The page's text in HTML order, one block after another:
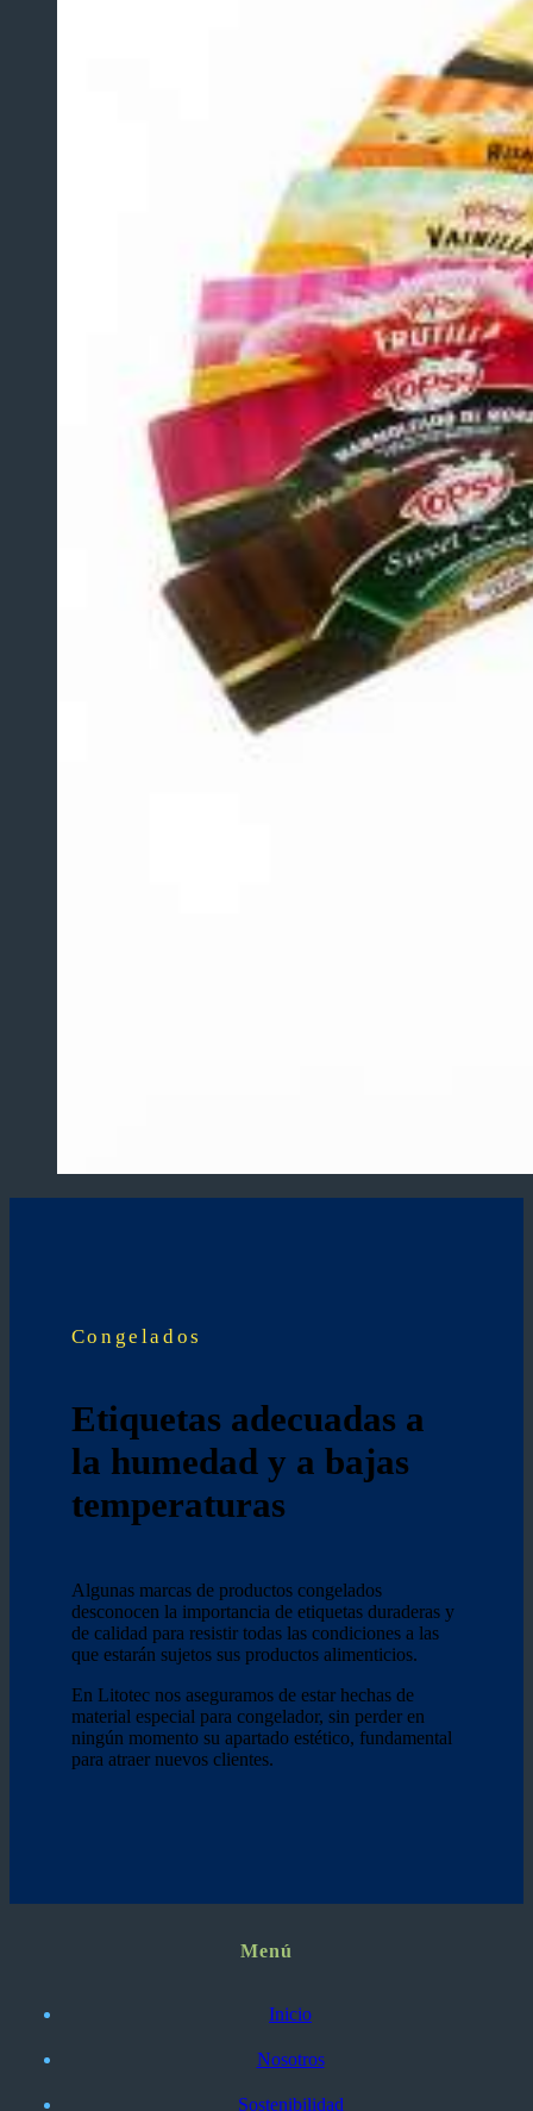
Congelados
Etiquetas adecuadas a
la humedad y a bajas
temperaturas
Algunas marcas de productos congelados
desconocen la importancia de etiquetas duraderas y
de calidad para resistir todas las condiciones a las
que estarán sujetos sus productos alimenticios.
En Litotec nos aseguramos de estar hechas de
material especial para congelador, sin perder en
ningún momento su apartado estético, fundamental
para atraer nuevos clientes.
Menú
Inicio
Nosotros
Sostenibilidad